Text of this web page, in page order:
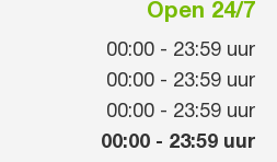
Open 24/7
00:00 - 23:59 uur
00:00 - 23:59 uur
00:00 - 23:59 uur
00:00 - 23:59 uur